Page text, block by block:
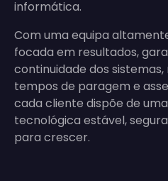
informática.
Com uma equipa
focada em resultados,
continuidade dos sistemas,
tempos de paragem e
cada cliente dispõe de
tecnológica estável,
para crescer.